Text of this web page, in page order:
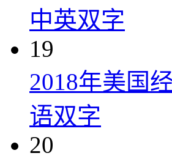
中英双字
19
2018年美国
语双字
20